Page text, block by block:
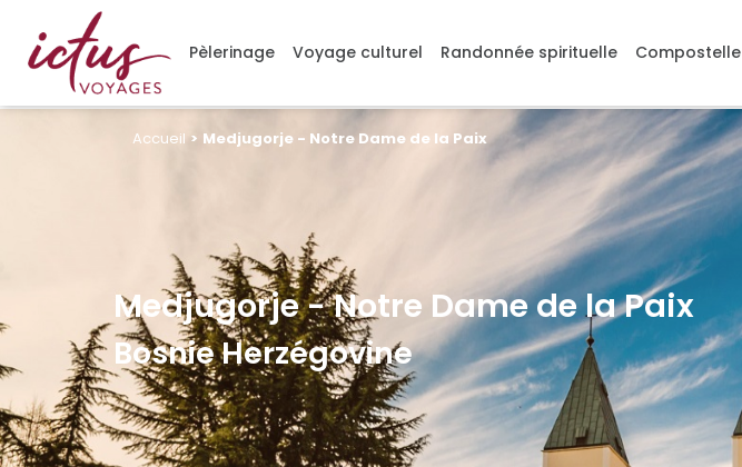
Gérer mes cookies
Pèlerinage Voyage culturel Randonnée spirituelle Compostelle
Accueil > Medjugorje - Notre Dame de la Paix
Medjugorje - Notre Dame de la Paix
Bosnie Herzégovine